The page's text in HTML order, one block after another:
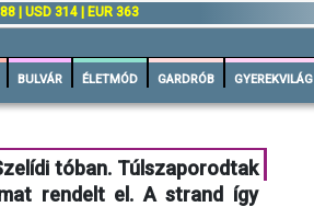
| USD 314 | EUR 363
BULVÁR ÉLETMÓD GARDRÓB GYEREKVILÁG
tóban. Túlszaporodtak
rendelt el. A strand így